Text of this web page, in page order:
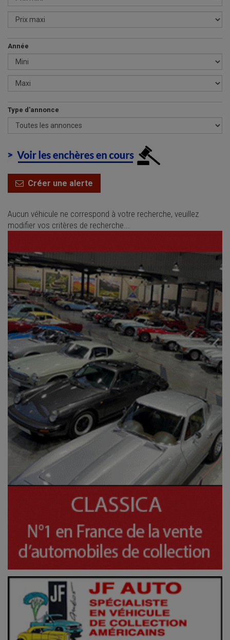
Année
Type d'annonce
Créer une alerte
Aucun véhicule ne correspond à votre recherche, veuillez
modifier vos critères de recherche...